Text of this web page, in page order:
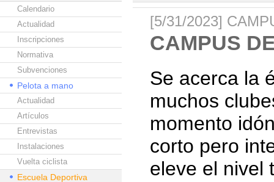
Calendario
Actualidad
Inscripciones
Normativa
Subvenciones
Pelota a mano
Actualidad
Artículos
Entrevistas
Instalaciones
Vuelta ciclista
Escuela Deportiva
[5/31/2023]
CAMPUS
Se acerca la
muchos
momento
corto pero
eleve el nivel